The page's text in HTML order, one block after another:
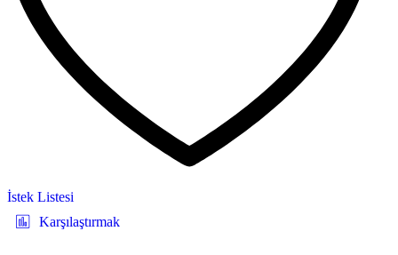
İstek Listesi
Karşılaştırmak